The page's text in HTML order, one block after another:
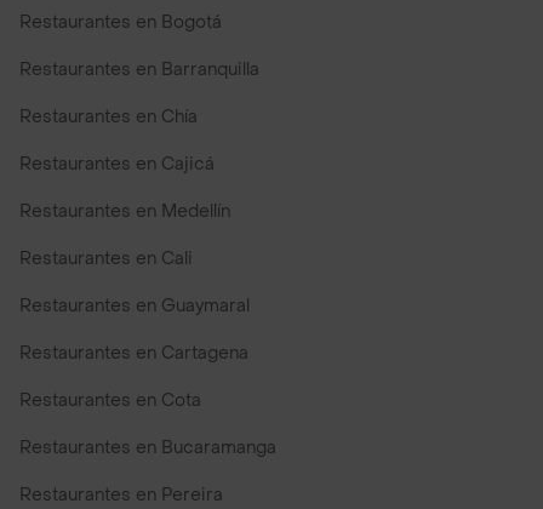
Restaurantes en Bogotá
Restaurantes en Barranquilla
Restaurantes en Chía
Restaurantes en Cajicá
Restaurantes en Medellín
Restaurantes en Cali
Restaurantes en Guaymaral
Restaurantes en Cartagena
Restaurantes en Cota
Restaurantes en Bucaramanga
Restaurantes en Pereira